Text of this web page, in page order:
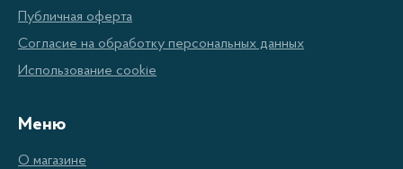
Публичная оферта
Согласие на обработку персональных данных
Использование cookie
Меню
О магазине